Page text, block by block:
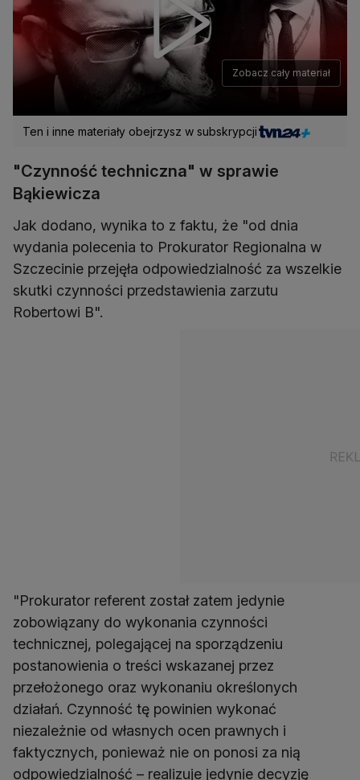
Zobacz cały materiał
Ten i inne materiały obejrzysz w subskrypcji
"Czynność techniczna" w sprawie
Bąkiewicza
Jak dodano, wynika to z faktu, że "od dnia
wydania polecenia to Prokurator Regionalna w
Szczecinie przejęła odpowiedzialność za wszelkie
skutki czynności przedstawienia zarzutu
Robertowi B".
"Prokurator referent został zatem jedynie
zobowiązany do wykonania czynności
technicznej, polegającej na sporządzeniu
postanowienia o treści wskazanej przez
przełożonego oraz wykonaniu określonych
działań. Czynność tę powinien wykonać
niezależnie od własnych ocen prawnych i
faktycznych, ponieważ nie on ponosi za nią
odpowiedzialność – realizuje jedynie decyzję